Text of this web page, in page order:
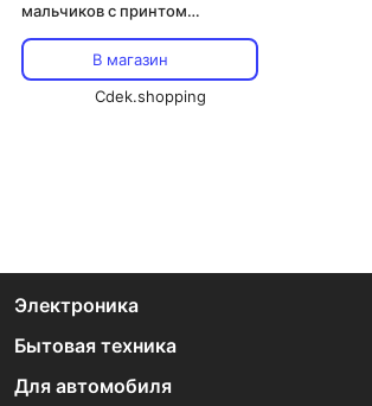
мальчиков с принтом
Wool Blend Blazer Jacket Micio,
Gray
В магазин
Cdek.shopping
Электроника
Бытовая техника
Для автомобиля